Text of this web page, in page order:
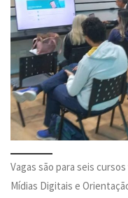
Vagas são para seis
Mídias Digitais e